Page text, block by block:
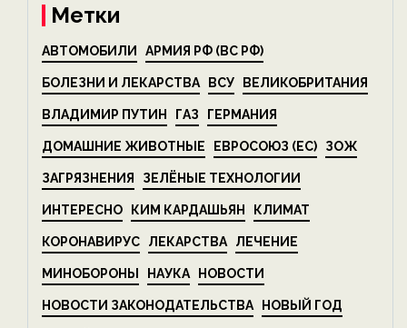
Метки
АВТОМОБИЛИ АРМИЯ РФ (ВС РФ)
БОЛЕЗНИ И ЛЕКАРСТВА ВСУ ВЕЛИКОБРИТАНИЯ
ВЛАДИМИР ПУТИН ГАЗ ГЕРМАНИЯ
ДОМАШНИЕ ЖИВОТНЫЕ ЕВРОСОЮЗ (ЕС) ЗОЖ
ЗАГРЯЗНЕНИЯ ЗЕЛЁНЫЕ ТЕХНОЛОГИИ
ИНТЕРЕСНО КИМ КАРДАШЬЯН КЛИМАТ
КОРОНАВИРУС ЛЕКАРСТВА ЛЕЧЕНИЕ
МИНОБОРОНЫ НАУКА НОВОСТИ
НОВОСТИ ЗАКОНОДАТЕЛЬСТВА НОВЫЙ ГОД